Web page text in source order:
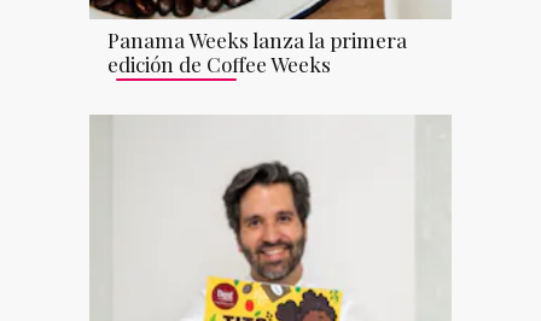
Panama Weeks lanza la primera
edición de Coffee Weeks